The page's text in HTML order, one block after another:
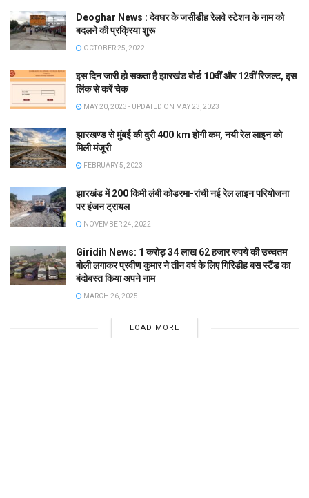
Deoghar News : देवघर के जसीडीह रेलवे स्टेशन के नाम को
बदलने की प्रक्रिया शुरू
OCTOBER 25, 2022
इस दिन जारी हो सकता है झारखंड बोर्ड 10वीं और 12वीं रिजल्ट, इस
लिंक से करें चेक
MAY 20, 2023 - UPDATED ON MAY 23, 2023
झारखण्ड से मुंबई की दुरी 400 km होगी कम, नयी रेल लाइन को
मिली मंजूरी
FEBRUARY 5, 2023
झारखंड में 200 किमी लंबी कोडरमा-रांची नई रेल लाइन परियोजना
पर इंजन ट्रायल
NOVEMBER 24, 2022
Giridih News: 1 करोड़ 34 लाख 62 हजार रुपये की उच्चतम
बोली लगाकर प्रवीण कुमार ने तीन वर्ष के लिए गिरिडीह बस स्टैंड का
बंदोबस्त किया अपने नाम
MARCH 26, 2025
LOAD MORE